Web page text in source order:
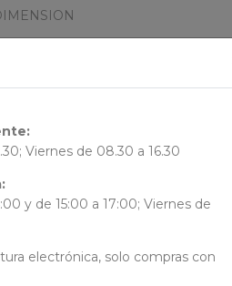
Autores
Viernes de 08.30 a 16.30
y de 15:00 a 17:00; Viernes de
electrónica, solo compras con